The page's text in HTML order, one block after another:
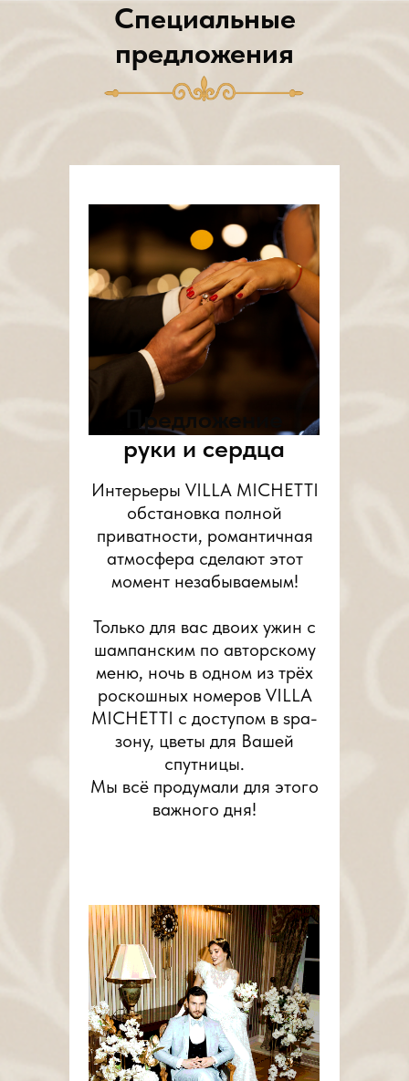
Специальные
предложения
Интерьеры VILLA MICHETTI
обстановка полной
приватности, романтичная
атмосфера сделают этот
момент незабываемым!
Только для вас двоих ужин с
шампанским по авторскому
меню, ночь в одном из трёх
роскошных номеров VILLA
MICHETTI с доступом в spa-
зону, цветы для Вашей
спутницы.
Мы всё продумали для этого
важного дня!
Предложение
руки и сердца